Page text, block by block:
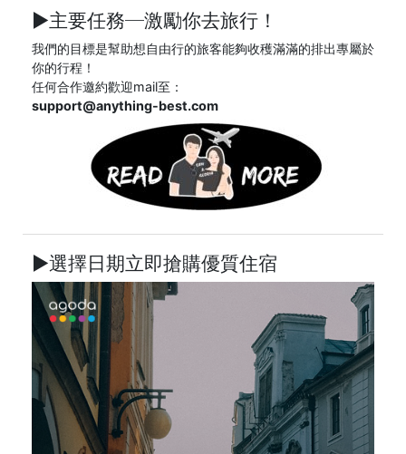
►主要任務─激勵你去旅行！
我們的目標是幫助想自由行的旅客能夠收穫滿滿的排出專屬於
你的行程！
任何合作邀約歡迎mail至：
support@anything-best.com
►選擇日期立即搶購優質住宿